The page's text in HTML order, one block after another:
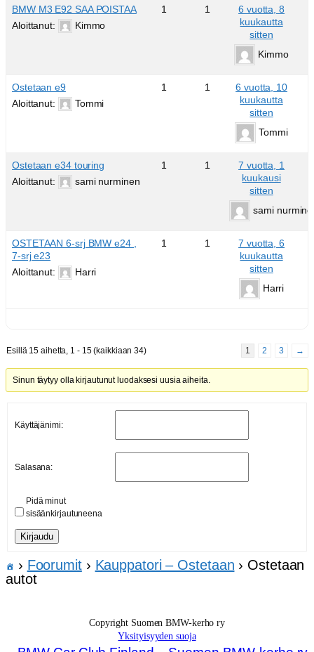
BMW M3 E92 SAA POISTAA
Aloittanut:
Kimmo
1 1
6 vuotta, 8
kuukautta
sitten
Kimmo
Ostetaan e9
Aloittanut:
Tommi
1 1
6 vuotta, 10
kuukautta
sitten
Tommi
Ostetaan e34 touring
Aloittanut:
sami nurminen
1 1
7 vuotta, 1
kuukausi
sitten
sami
OSTETAAN 6-srj BMW e24 ,
7-srj e23
Aloittanut:
Harri
1 1
7 vuotta, 6
kuukautta
sitten
Harri
Esillä 15 aihetta, 1 - 15 (kaikkiaan 34) 1 2 3 →
Sinun täytyy olla kirjautunut luodaksesi uusia aiheita.
Käyttäjänimi:
Salasana:
Pidä minut
sisäänkirjautuneena
Kirjaudu
› Foorumit › Kauppatori – Ostetaan › Ostetaan
autot
Copyright Suomen BMW-kerho ry
Yksityisyyden suoja